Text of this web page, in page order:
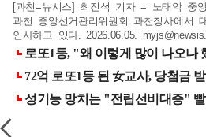
[과천=뉴시스] 최진석 기자 = 노태악 중
과천 중앙선거관리위원회 과천청사에서
인사하고 있다. 2026.06.05.